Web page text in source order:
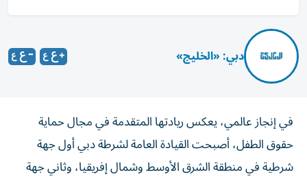
دبي: «الخليج»
في إنجاز عالمي، يعكس ريادتها المتقدمة في مجال حماية
حقوق الطفل، أصبحت القيادة العامة لشرطة دبي أول جهة
شرطية في منطقة الشرق الأوسط وشمال إفريقيا، وثاني جهة